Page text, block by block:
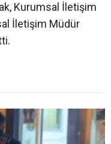
Kurumsal İletişim
İletişim Müdür